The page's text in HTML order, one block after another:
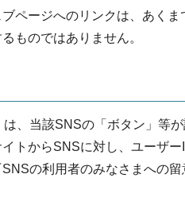
ページへのリンクは、あく
ものではありません。
、当該SNSの「ボタン」等
トからSNSに対し、ユーザ
の利用者のみなさまへの